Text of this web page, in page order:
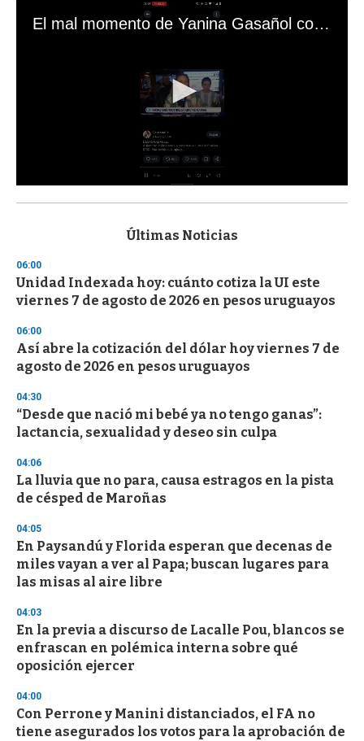
El mal momento de Yanina Gasañol con un hincha argentino en "Subrayado"
s
d
s
o
f
3
s
e
c
n
d
s
Últimas Noticias
06:00
Unidad Indexada hoy: cuánto cotiza la UI este
viernes 7 de agosto de 2026 en pesos uruguayos
06:00
Así abre la cotización del dólar hoy viernes 7 de
agosto de 2026 en pesos uruguayos
04:30
“Desde que nació mi bebé ya no tengo ganas”:
lactancia, sexualidad y deseo sin culpa
04:06
La lluvia que no para, causa estragos en la pista
de césped de Maroñas
04:05
En Paysandú y Florida esperan que decenas de
miles vayan a ver al Papa; buscan lugares para
las misas al aire libre
04:03
En la previa a discurso de Lacalle Pou, blancos se
enfrascan en polémica interna sobre qué
oposición ejercer
04:00
Con Perrone y Manini distanciados, el FA no
tiene asegurados los votos para la aprobación de